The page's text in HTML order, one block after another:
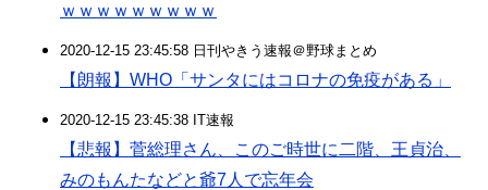
ｗｗｗｗｗｗｗｗｗ
2020-12-15 23:45:58 日刊やきう速報＠野球まとめ
【朗報】WHO「サンタにはコロナの免疫がある」
2020-12-15 23:45:38 IT速報
【悲報】菅総理さん、このご時世に二階、王貞治、
みのもんたなどと爺7人で忘年会